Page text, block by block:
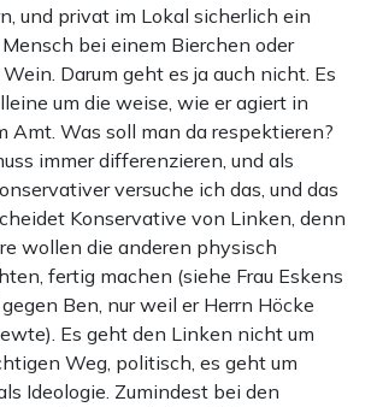
und privat im Lokal sicherlich ein
bei einem Bierchen oder
Darum geht es ja auch nicht. Es
um die weise, wie er agiert in
Amt. Was soll man da respektieren?
immer differenzieren, und als
versuche ich das, und das
Konservative von Linken, denn
wollen die anderen physisch
fertig machen (siehe Frau Eskens
Ben, nur weil er Herrn Höcke
Es geht den Linken nicht um
Weg, politisch, es geht um
Ideologie. Zumindest bei den